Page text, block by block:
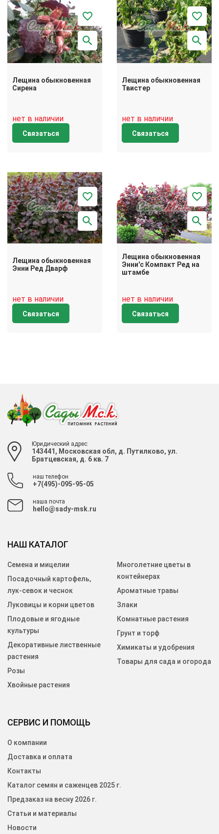
Лещина обыкновенная
Сирена
нет в наличии
Связаться
Лещина обыкновенная
Твистер
нет в наличии
Связаться
Лещина обыкновенная
Энни Ред Дварф
нет в наличии
Связаться
Лещина обыкновенная
Энни'с Компакт Ред на
штамбе
нет в наличии
Связаться
Юридический адрес:
143441, Московская обл, д. Путилково, ул.
Братцевская, д. 6 кв. 7
наш телефон
+7(495)-095-95-05
наша почта
hello@sady-msk.ru
СЕРВИС И ПОМОЩЬ
О компании
Доставка и оплата
Контакты
Каталог семян и саженцев 2025 г.
Предзаказ на весну 2026 г.
Статьи и материалы
Новости
НАШ КАТАЛОГ
Семена и мицелии
Посадочный картофель,
лук-севок и чеснок
Луковицы и корни цветов
Плодовые и ягодные
культуры
Декоративные лиственные
растения
Розы
Хвойные растения
Многолетние цветы в
контейнерах
Ароматные травы
Злаки
Комнатные растения
Грунт и торф
Химикаты и удобрения
Товары для сада и огорода